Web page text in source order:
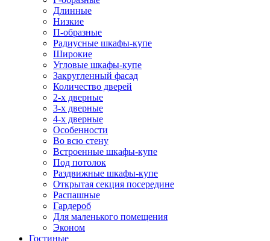
Длинные
Низкие
П-образные
Радиусные шкафы-купе
Широкие
Угловые шкафы-купе
Закругленный фасад
Количество дверей
2-х дверные
3-х дверные
4-х дверные
Особенности
Во всю стену
Встроенные шкафы-купе
Под потолок
Раздвижные шкафы-купе
Открытая секция посередине
Распашные
Гардероб
Для маленького помещения
Эконом
Гостиные